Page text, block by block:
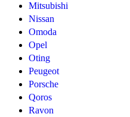
Mitsubishi
Nissan
Omoda
Opel
Oting
Peugeot
Porsche
Qoros
Ravon